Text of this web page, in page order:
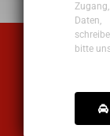
bitte